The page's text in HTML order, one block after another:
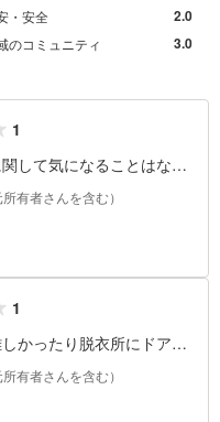
・安全 2.0
のコミュニティ 3.0
1
して気になることはなか
有者さんを含む）
1
かったり脱衣所にドアが
い「昭和感」がネック。
ないので、夏はサウナ状
有者さんを含む）